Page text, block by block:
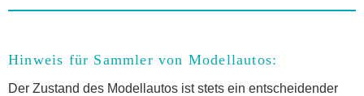
Hinweis für Sammler von Modellautos:
Der Zustand des Modellautos ist stets ein entscheidender